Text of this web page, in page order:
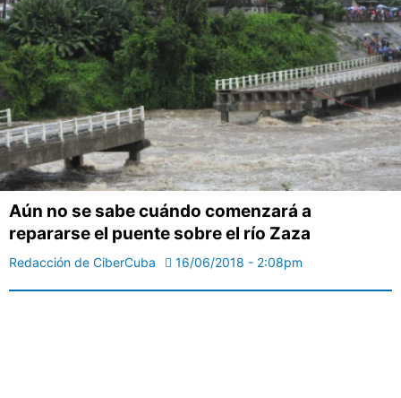
Aún no se sabe cuándo comenzará a
repararse el puente sobre el río Zaza
Redacción de CiberCuba 16/06/2018 - 2:08pm